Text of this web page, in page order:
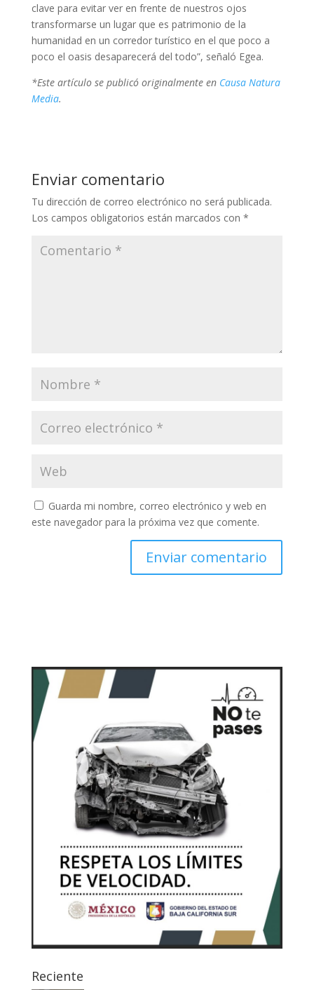
clave para evitar ver en frente de nuestros ojos
transformarse un lugar que es patrimonio de la
humanidad en un corredor turístico en el que poco a
poco el oasis desaparecerá del todo”, señaló Egea.
*Este artículo se publicó originalmente en Causa Natura
Media.
Enviar comentario
Tu dirección de correo electrónico no será publicada.
Los campos obligatorios están marcados con *
Guarda mi nombre, correo electrónico y web en
este navegador para la próxima vez que comente.
Reciente